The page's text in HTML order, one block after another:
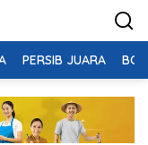
PERSIB JUARA